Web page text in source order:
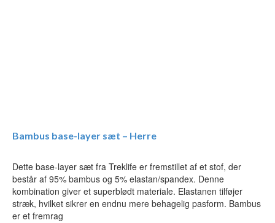
Bambus base-layer sæt – Herre
Dette base-layer sæt fra Treklife er fremstillet af et stof, der
består af 95% bambus og 5% elastan/spandex. Denne
kombination giver et superblødt materiale. Elastanen tilføjer
stræk, hvilket sikrer en endnu mere behagelig pasform. Bambus
er et fremrag